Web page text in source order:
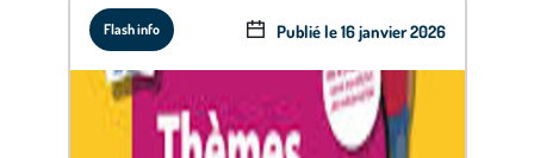
Flash info Publié le 16 janvier 2026